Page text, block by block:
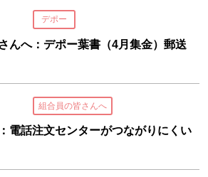
デポー
んへ：デポー葉書（4月集金）郵送
組合員の皆さんへ
電話注文センターがつながりにくい